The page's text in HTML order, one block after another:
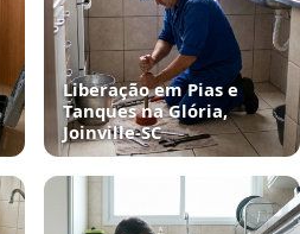
Liberação em Pias e
Tanques na Glória,
Joinville‑SC